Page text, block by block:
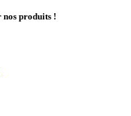
nos produits !